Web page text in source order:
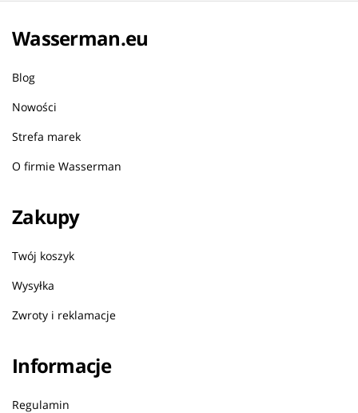
Wasserman.eu
Blog
Nowości
Strefa marek
O firmie Wasserman
Zakupy
Twój koszyk
Wysyłka
Zwroty i reklamacje
Informacje
Regulamin